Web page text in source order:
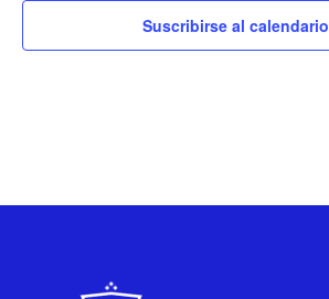
Suscribirse al calendario